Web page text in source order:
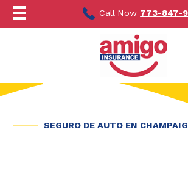
contenido
Call Now 773-847-
SEGURO DE AUTO EN